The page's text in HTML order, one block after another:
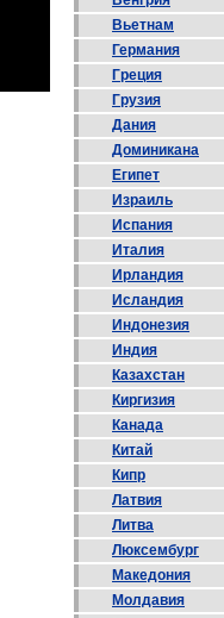
Вьетнам
Германия
Греция
Грузия
Дания
Доминикана
Египет
Израиль
Испания
Италия
Ирландия
Исландия
Индонезия
Индия
Казахстан
Киргизия
Канада
Китай
Кипр
Латвия
Литва
Люксембург
Македония
Молдавия